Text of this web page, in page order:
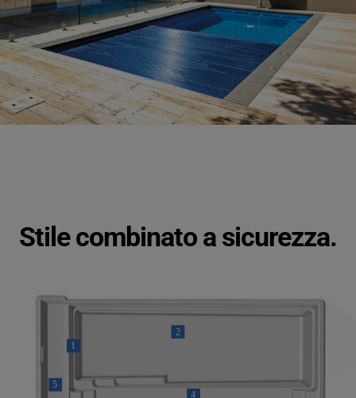
Stile combinato a sicurezza.